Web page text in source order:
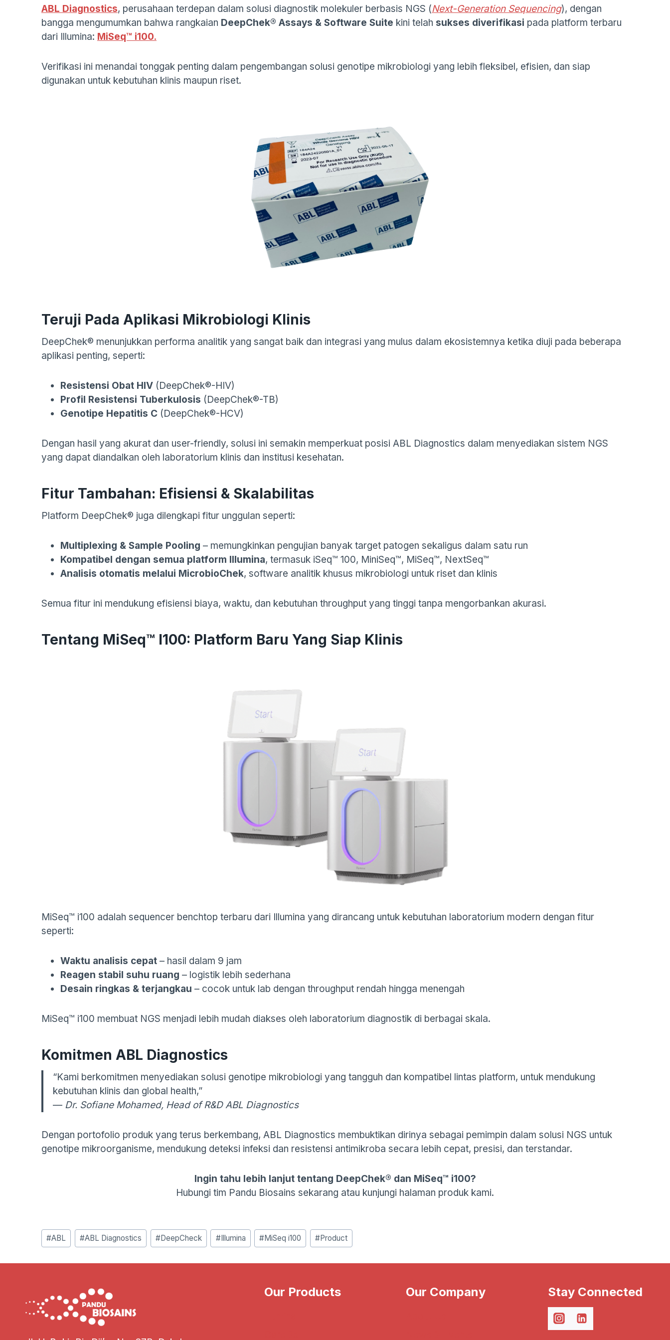
ABL Diagnostics, perusahaan terdepan dalam solusi diagnostik molekuler berbasis NGS (Next-Generation Sequencing), dengan
bangga mengumumkan bahwa rangkaian DeepChek® Assays & Software Suite kini telah sukses diverifikasi pada platform terbaru
dari Illumina: MiSeq™ i100.
Verifikasi ini menandai tonggak penting dalam pengembangan solusi genotipe mikrobiologi yang lebih fleksibel, efisien, dan siap
digunakan untuk kebutuhan klinis maupun riset.
Teruji Pada Aplikasi Mikrobiologi Klinis
DeepChek® menunjukkan performa analitik yang sangat baik dan integrasi yang mulus dalam ekosistemnya ketika diuji pada beberapa
aplikasi penting, seperti:
Resistensi Obat HIV (DeepChek®-HIV)
Profil Resistensi Tuberkulosis (DeepChek®-TB)
Genotipe Hepatitis C (DeepChek®-HCV)
Dengan hasil yang akurat dan user-friendly, solusi ini semakin memperkuat posisi ABL Diagnostics dalam menyediakan sistem NGS
yang dapat diandalkan oleh laboratorium klinis dan institusi kesehatan.
Fitur Tambahan: Efisiensi & Skalabilitas
Platform DeepChek® juga dilengkapi fitur unggulan seperti:
Multiplexing & Sample Pooling – memungkinkan pengujian banyak target patogen sekaligus dalam satu run
Kompatibel dengan semua platform Illumina, termasuk iSeq™ 100, MiniSeq™, MiSeq™, NextSeq™
Analisis otomatis melalui MicrobioChek, software analitik khusus mikrobiologi untuk riset dan klinis
Semua fitur ini mendukung efisiensi biaya, waktu, dan kebutuhan throughput yang tinggi tanpa mengorbankan akurasi.
Tentang MiSeq™ I100: Platform Baru Yang Siap Klinis
MiSeq™ i100 adalah sequencer benchtop terbaru dari Illumina yang dirancang untuk kebutuhan laboratorium modern dengan fitur
seperti:
Waktu analisis cepat – hasil dalam 9 jam
Reagen stabil suhu ruang – logistik lebih sederhana
Desain ringkas & terjangkau – cocok untuk lab dengan throughput rendah hingga menengah
MiSeq™ i100 membuat NGS menjadi lebih mudah diakses oleh laboratorium diagnostik di berbagai skala.
Komitmen ABL Diagnostics
“Kami berkomitmen menyediakan solusi genotipe mikrobiologi yang tangguh dan kompatibel lintas platform, untuk mendukung
kebutuhan klinis dan global health,”
— Dr. Sofiane Mohamed, Head of R&D ABL Diagnostics
Dengan portofolio produk yang terus berkembang, ABL Diagnostics membuktikan dirinya sebagai pemimpin dalam solusi NGS untuk
genotipe mikroorganisme, mendukung deteksi infeksi dan resistensi antimikroba secara lebih cepat, presisi, dan terstandar.
Ingin tahu lebih lanjut tentang DeepChek® dan MiSeq™ i100?
Hubungi tim Pandu Biosains sekarang atau kunjungi halaman produk kami.
Post
Tags:
#ABL #ABL Diagnostics #DeepCheck #Illumina #MiSeq i100 #Product
Our Products Our Company Stay Connected